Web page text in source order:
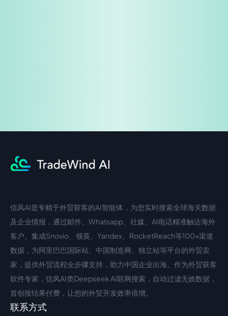
中文入口
信风AI是专精于外贸获客的AI智能体，为您实时搜索全球海关数据
及企业情报，通过邮件、Whatsapp、社媒、AI电话精准触达海外
客户。集成Snovio、领英、Yandex、RocketReach等100+渠道
数据，为阿里巴巴国际站、中国制造网、独立站等平台的外贸卖
家，提供外贸流程全步骤支持，助力中国企业出海。作为外贸获客
软件专家，信风AI类Deepseek AI联网搜索，自动过滤无效数据，
首创按结果付费，让您的外贸开发效率倍增。
联系方式